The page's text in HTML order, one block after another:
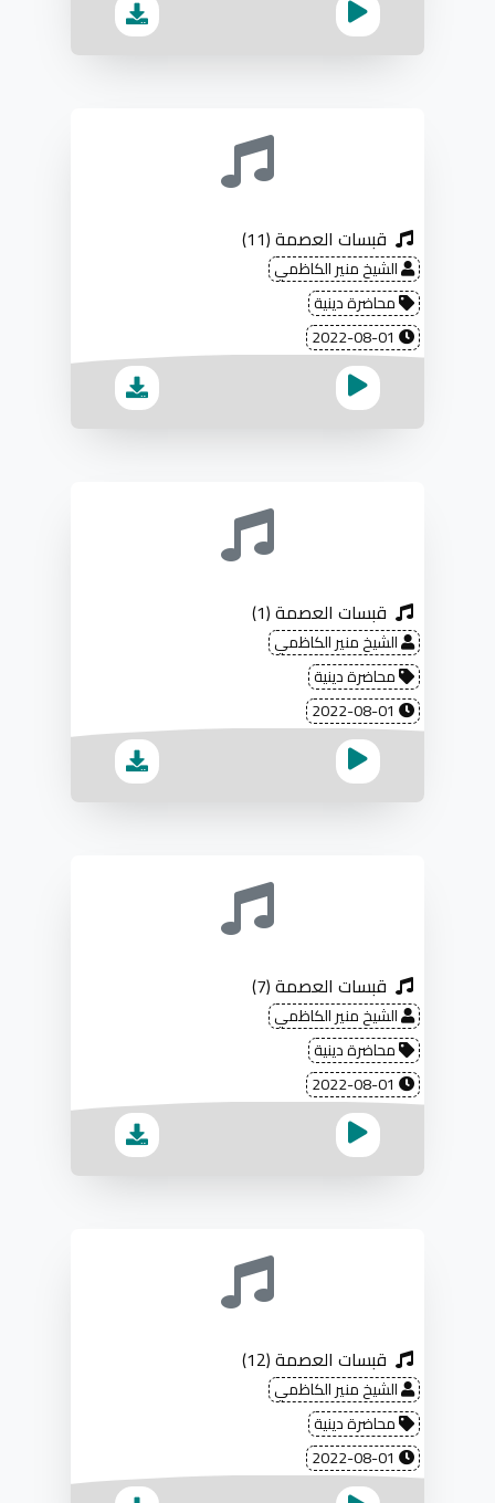
قبسات العصمة (11)
الشيخ منير الكاظمي
محاضرة دينية
قبسات العصمة (1)
الشيخ منير الكاظمي
محاضرة دينية
قبسات العصمة (7)
الشيخ منير الكاظمي
محاضرة دينية
قبسات العصمة (12)
الشيخ منير الكاظمي
محاضرة دينية